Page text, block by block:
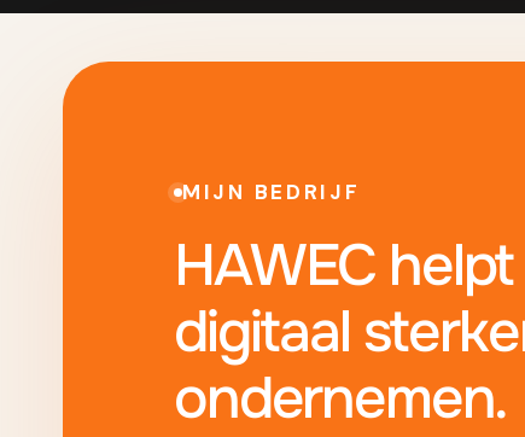
MIJN BEDRIJF
HAWEC
digitaal
ondernemen.